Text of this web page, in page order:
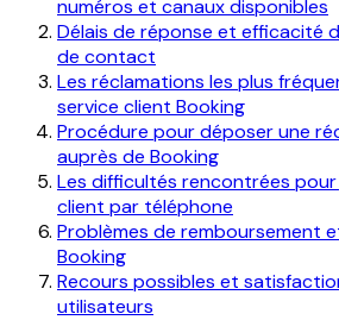
numéros et canaux disponibles
Délais de réponse et efficacité
de contact
Les réclamations les plus
service client Booking
Procédure pour déposer une
auprès de Booking
Les difficultés rencontrées
client par téléphone
Problèmes de remboursement
Booking
Recours possibles et
utilisateurs